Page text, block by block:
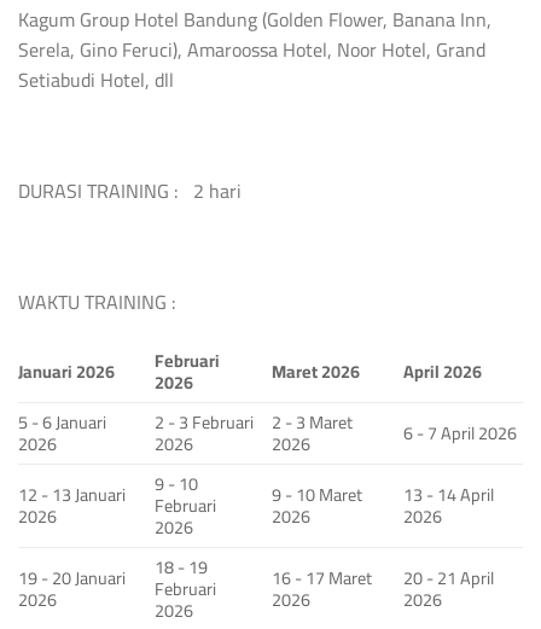
Kagum Group Hotel Bandung (Golden Flower, Banana Inn,
Serela, Gino Feruci), Amaroossa Hotel, Noor Hotel, Grand
Setiabudi Hotel, dll
DURASI TRAINING : 2 hari
WAKTU TRAINING :
Januari 2026 Februari
2026 Maret 2026
April 2026
5 - 6 Januari
2026
2 - 3 Februari
2026
2 - 3 Maret
2026
6 - 7 April 2026
12 - 13 Januari
2026
9 - 10
Februari
2026
9 - 10 Maret
2026
13 - 14 April
2026
19 - 20 Januari
2026
18 - 19
Februari
2026
16 - 17 Maret
2026
20 - 21 April
2026